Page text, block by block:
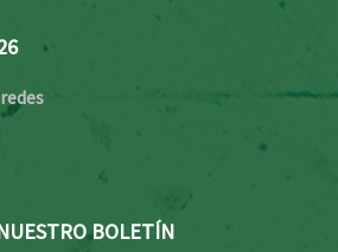
BOLETÍN